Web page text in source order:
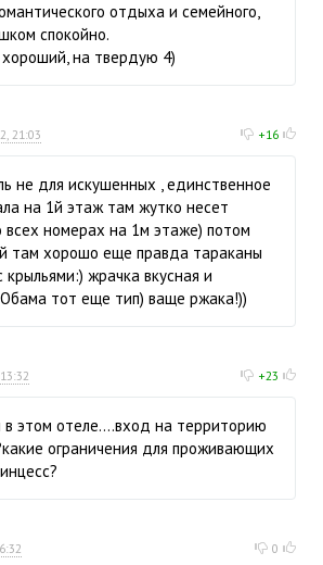
отдыха и семейного,
спокойно.
на твердую 4)
21:03 +16
не для искушенных , единственное
на 1й этаж там жутко несет
всех номерах на 1м этаже) потом
там хорошо еще правда тараканы
жрачка вкусная и
тот еще тип) ваще ржака!))
+23
в этом отеле....вход на территорию
ограничения для проживающих
0